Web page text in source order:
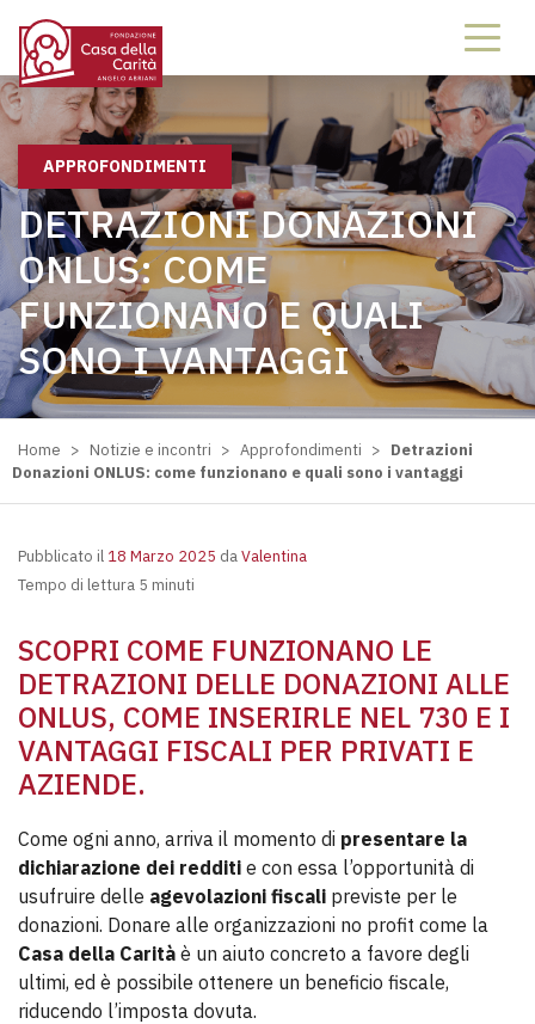
APPROFONDIMENTI
DETRAZIONI DONAZIONI
ONLUS: COME
FUNZIONANO E QUALI
SONO I VANTAGGI
Home > Notizie e incontri > Approfondimenti > Detrazioni
Donazioni ONLUS: come funzionano e quali sono i vantaggi
Pubblicato il 18 Marzo 2025 daValentina
Tempo di lettura 5 minuti
SCOPRI COME FUNZIONANO LE
DETRAZIONI DELLE DONAZIONI ALLE
ONLUS, COME INSERIRLE NEL 730 E I
VANTAGGI FISCALI PER PRIVATI E
AZIENDE.
Come ogni anno, arriva il momento di presentare la
dichiarazione dei redditi e con essa l’opportunità di
usufruire delle agevolazioni fiscali previste per le
donazioni. Donare alle organizzazioni no profit come la
Casa della Carità è un aiuto concreto a favore degli
ultimi, ed è possibile ottenere un beneficio fiscale,
riducendo l’imposta dovuta.